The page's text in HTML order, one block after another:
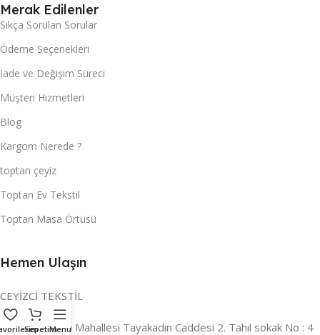
Merak Edilenler
Sıkça Sorulan Sorular
Ödeme Seçenekleri
İade ve Değişim Süreci
Müşteri Hizmetleri
Blog
Kargom Nerede ?
toptan çeyiz
Toptan Ev Tekstil
Toptan Masa Örtüsü
Hemen Ulaşın
ÇEYİZCİ TEKSTİL
Adres:Reyhan Mahallesi Tayakadın Caddesi 2. Tahıl sokak No : 4
SepetimMenu